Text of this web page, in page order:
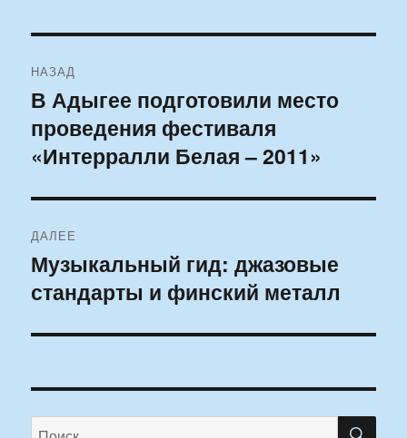
по
записям
НАЗАД
Предыдущая
запись:
В Адыгее подготовили место
проведения фестиваля
«Интерралли Белая – 2011»
ДАЛЕЕ
Следующая
запись:
Музыкальный гид: джазовые
стандарты и финский металл
Искать: